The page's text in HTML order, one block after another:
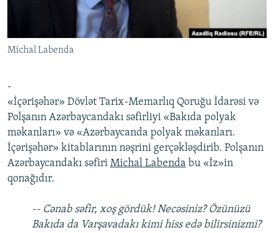
AZADLIQRADIOSU MOBIL TELEFONUNUZDA
XƏBƏR BÜLLETENLƏRIMIZ
RFE/RL-in bütün saytları
Michal Labenda
-
«İçərişəhər» Dövlət Tarix-Memarlıq Qoruğu İdarəsi və
Polşanın Azərbaycandakı səfirliyi «Bakıda polyak
məkanları» və «Azərbaycanda polyak məkanları.
İçərişəhər» kitablarının nəşrini gerçəkləşdirib. Polşanın
Azərbaycandakı səfiri Michal Labenda bu «İz»in
qonağıdır.
-- Cənab səfir, xoş gördük! Necəsiniz? Özünüzü
Bakıda da Varşavadakı kimi hiss edə bilirsinizmi?